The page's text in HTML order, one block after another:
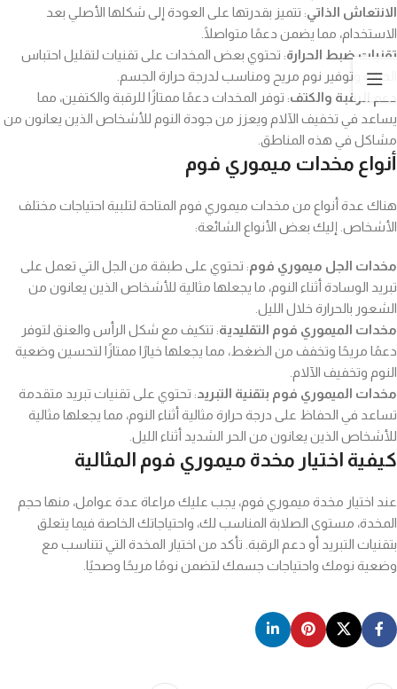
الانتعاش الذاتي: تتميز بقدرتها على العودة إلى شكلها الأصلي بعد
الاستخدام، مما يضمن دعمًا متواصلًا.
تقنيات ضبط الحرارة: تحتوي بعض المخدات على تقنيات لتقليل احتباس
الحرارة وتوفير نوم مريح ومناسب لدرجة حرارة الجسم.
دعم الرقبة والكتف: توفر المخدات دعمًا ممتازًا للرقبة والكتفين، مما
يساعد في تخفيف الآلام ويعزز من جودة النوم للأشخاص الذين يعانون من
مشاكل في هذه المناطق.
أنواع مخدات ميموري فوم
هناك عدة أنواع من مخدات ميموري فوم المتاحة لتلبية احتياجات مختلف
الأشخاص. إليك بعض الأنواع الشائعة:
مخدات الجل ميموري فوم: تحتوي على طبقة من الجل التي تعمل على
تبريد الوسادة أثناء النوم، ما يجعلها مثالية للأشخاص الذين يعانون من
الشعور بالحرارة خلال الليل.
مخدات الميموري فوم التقليدية: تتكيف مع شكل الرأس والعنق لتوفر
دعمًا مريحًا وتخفف من الضغط، مما يجعلها خيارًا ممتازًا لتحسين وضعية
النوم وتخفيف الآلام.
مخدات الميموري فوم بتقنية التبريد: تحتوي على تقنيات تبريد متقدمة
تساعد في الحفاظ على درجة حرارة مثالية أثناء النوم، مما يجعلها مثالية
للأشخاص الذين يعانون من الحر الشديد أثناء الليل.
كيفية اختيار مخدة ميموري فوم المثالية
عند اختيار مخدة ميموري فوم، يجب عليك مراعاة عدة عوامل، منها حجم
المخدة، مستوى الصلابة المناسب لك، واحتياجاتك الخاصة فيما يتعلق
بتقنيات التبريد أو دعم الرقبة. تأكد من اختيار المخدة التي تتناسب مع
وضعية نومك واحتياجات جسمك لتضمن نومًا مريحًا وصحيًا.